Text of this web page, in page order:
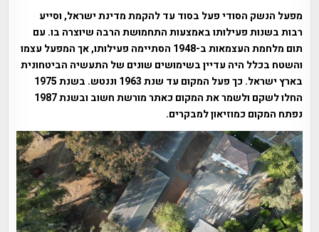
מפעל הנשק הסודי פעל בסוד עד להקמת מדינת ישראל, וסייע
רבות בשנות פעילותו באמצעות התחמושת הרבה שיוצרה בו. עם
תום מלחמת העצמאות ב-1948 הסתיימה פעילותו, אך המפעל עצמו
והשטח בכלל היה עדיין בשימושים שונים של התעשיה הביטחונית
בארץ ישראל. כך פעל המקום עד שנת 1963 וננטש. בשנת 1975
החלו לשקם ולשמר את המקום כאתר מורשת חשוב ובשנת 1987
נפתח המקום כמוזיאון למבקרים.